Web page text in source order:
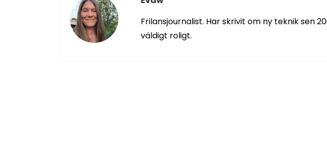
Frilansjournalist. Har skrivit om ny teknik sen
väldigt roligt.